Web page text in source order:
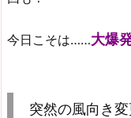
今日こそは……大爆
突然の風向き変